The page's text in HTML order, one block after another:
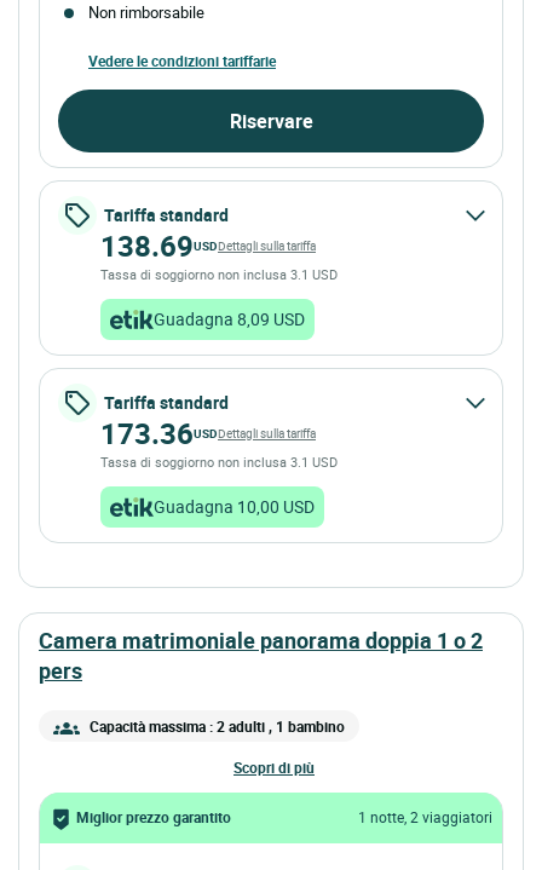
Non rimborsabile
Vedere le condizioni tariffarie
Riservare
Tariffa standard
138.69USDDettagli sulla tariffa
Tassa di soggiorno non inclusa 3.1 USD
Guadagna 8,09 USD
Tariffa standard
173.36USDDettagli sulla tariffa
Tassa di soggiorno non inclusa 3.1 USD
Guadagna 10,00 USD
camera matrimoniale panorama doppia 1 o 2
pers
Capacità massima : 2 adulti, 1 bambino
scopri di più
Miglior prezzo garantito 1 notte, 2 viaggiatori